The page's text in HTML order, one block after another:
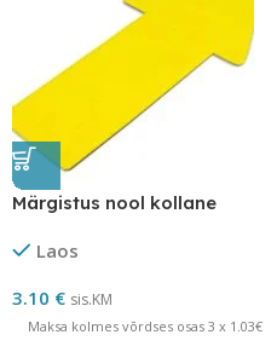
Märgistus nool kollane
Laos
3.10 € sis.KM
Maksa kolmes võrdses osas 3 x 1.03€